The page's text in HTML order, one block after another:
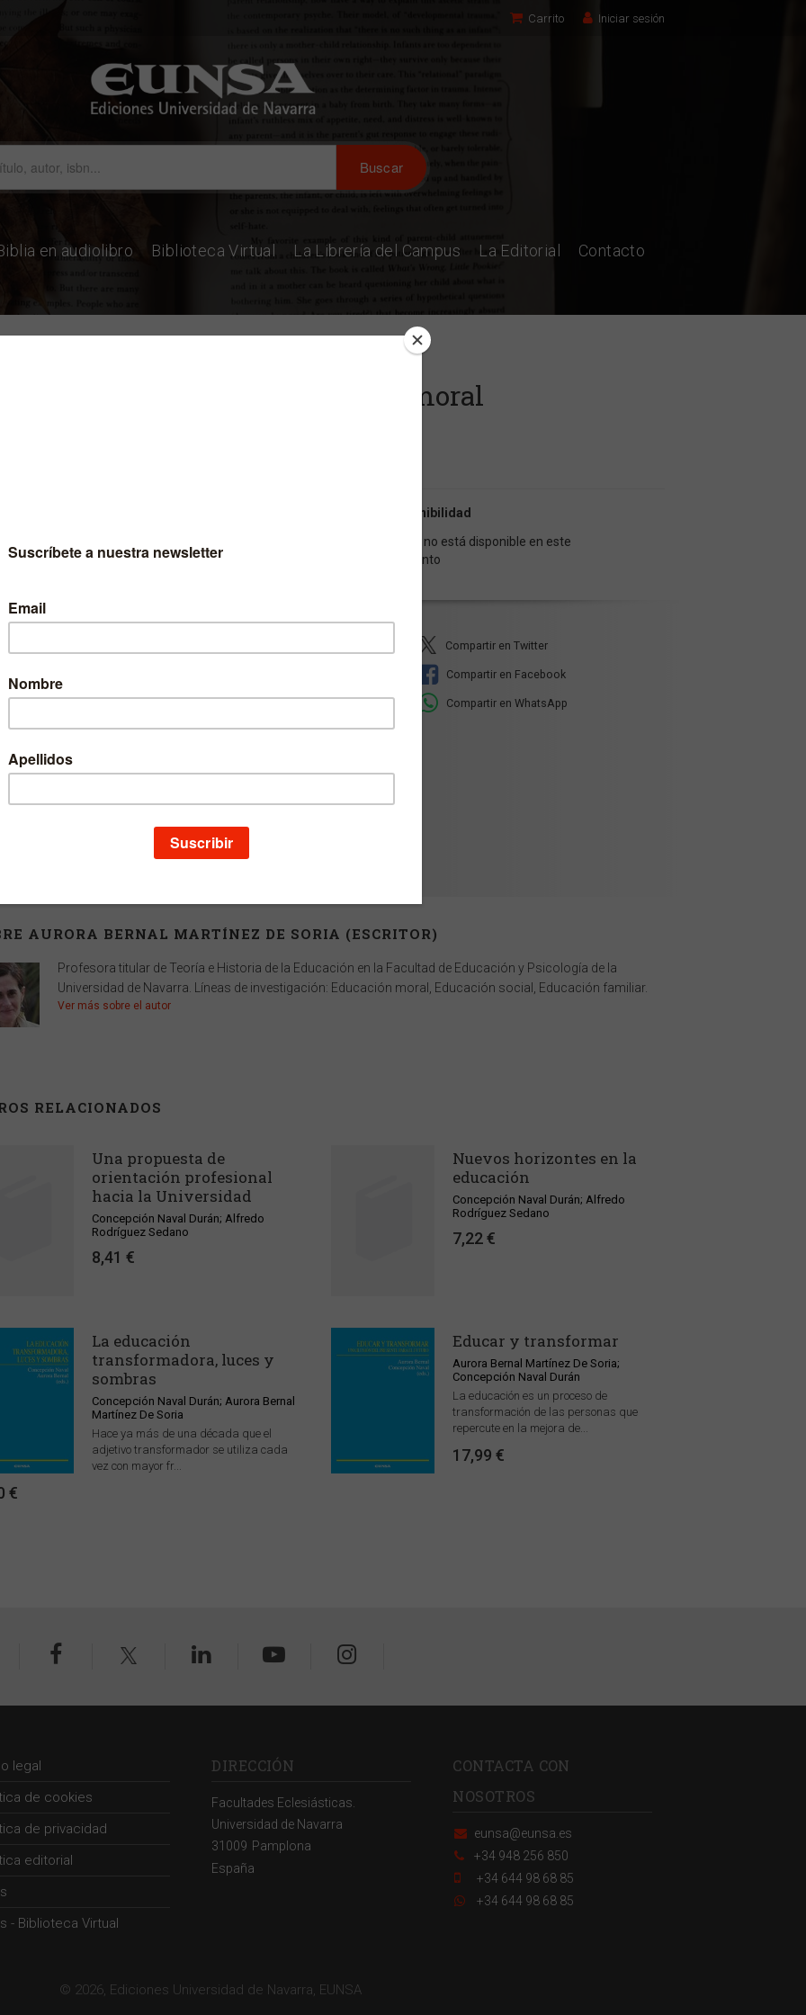
Carrito Iniciar sesión
en audiolibro Biblioteca Virtual La Librería del Campus La Editorial Contacto
del carácter/educación moral
Disponibilidad
El libro no está disponible en este
momento
Colección
Ciencias de la Educación
Idioma
Depósito legal
Páginas
404
01-11-1998
Compartir en Twitter
Compartir en Facebook
Compartir en WhatsApp
AURORA BERNAL MARTÍNEZ DE SORIA (ESCRITOR)
Profesora titular de Teoría e Historia de la Educación en la Facultad de Educación y Psicología de la
Universidad de Navarra. Líneas de investigación: Educación moral, Educación social, Educación familiar.
Ver más sobre el autor
RELACIONADOS
Una propuesta de
orientación profesional
hacia la Universidad
Concepción Naval Durán; Alfredo
Rodríguez Sedano
8,41 €
Nuevos horizontes en la
educación
Concepción Naval Durán; Alfredo
Rodríguez Sedano
7,22 €
La educación
transformadora, luces y
sombras
Concepción Naval Durán; Aurora Bernal
Martínez De Soria
Hace ya más de una década que el
adjetivo transformador se utiliza cada
vez con mayor fr...
€
Educar y transformar
Aurora Bernal Martínez De Soria;
Concepción Naval Durán
La educación es un proceso de
transformación de las personas que
repercute en la mejora de...
17,99 €
legal
de cookies
de privacidad
editorial
- Biblioteca Virtual
DIRECCIÓN
Facultades Eclesiásticas.
Universidad de Navarra
31009 Pamplona
España
CONTACTA CON
NOSOTROS
eunsa@eunsa.es
+34 948 256 850
+34 644 98 68 85
+34 644 98 68 85
© 2026, Ediciones Universidad de Navarra, EUNSA